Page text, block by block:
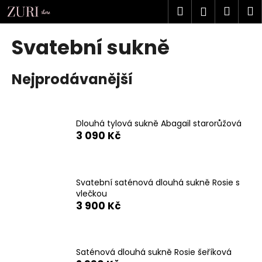
Přejít
na
obsah
Hledat
Svatební sukně
Nejprodávanější
Dlouhá tylová sukně Abagail starorůžová
3 090 Kč
Svatební saténová dlouhá sukně Rosie s
vlečkou
3 900 Kč
Saténová dlouhá sukně Rosie šeříková
K
o
o